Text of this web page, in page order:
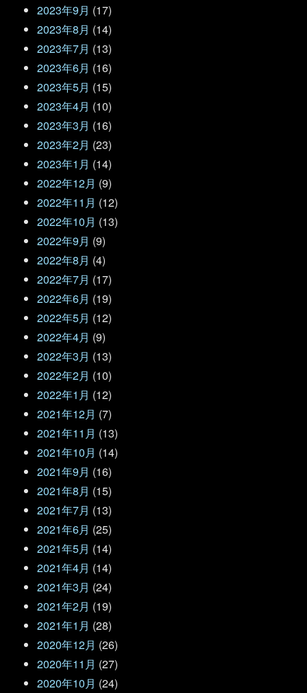
2023年9月 (17)
2023年8月 (14)
2023年7月 (13)
2023年6月 (16)
2023年5月 (15)
2023年4月 (10)
2023年3月 (16)
2023年2月 (23)
2023年1月 (14)
2022年12月 (9)
2022年11月 (12)
2022年10月 (13)
2022年9月 (9)
2022年8月 (4)
2022年7月 (17)
2022年6月 (19)
2022年5月 (12)
2022年4月 (9)
2022年3月 (13)
2022年2月 (10)
2022年1月 (12)
2021年12月 (7)
2021年11月 (13)
2021年10月 (14)
2021年9月 (16)
2021年8月 (15)
2021年7月 (13)
2021年6月 (25)
2021年5月 (14)
2021年4月 (14)
2021年3月 (24)
2021年2月 (19)
2021年1月 (28)
2020年12月 (26)
2020年11月 (27)
2020年10月 (24)